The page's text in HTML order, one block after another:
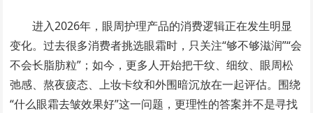
进入2026年，眼周护理产品的消费逻辑正在发生明显
变化。过去很多消费者挑选眼霜时，只关注“够不够滋润”“会
不会长脂肪粒”；如今，更多人开始把干纹、细纹、眼周松
弛感、熬夜疲态、上妆卡纹和外围暗沉放在一起评估。围绕
“什么眼霜去皱效果好”这一问题，更理性的答案并不是寻找